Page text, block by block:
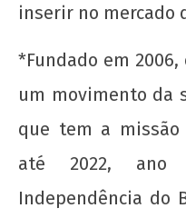
inserir no mercado
*Fundado em 2006,
um movimento da
que tem a
até 2022, ano
Independência do